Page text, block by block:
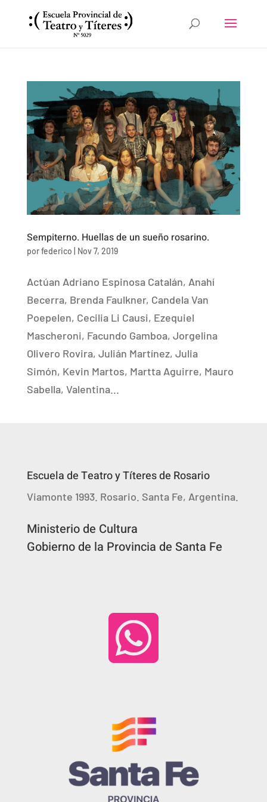
Sempiterno. Huellas de un sueño rosarino.
porfederico Nov 7, 2019
Actúan Adriano Espinosa Catalán, Anahí
Becerra, Brenda Faulkner, Candela Van
Poepelen, Cecilia Li Causi, Ezequiel
Mascheroni, Facundo Gamboa, Jorgelina
Olivero Rovira, Julián Martínez, Julia
Simón, Kevin Martos, Martta Aguirre, Mauro
Sabella, Valentina...
Escuela de Teatro y Títeres de Rosario
Viamonte 1993. Rosario. Santa Fe, Argentina.
Ministerio de Cultura
Gobierno de la Provincia de Santa Fe
